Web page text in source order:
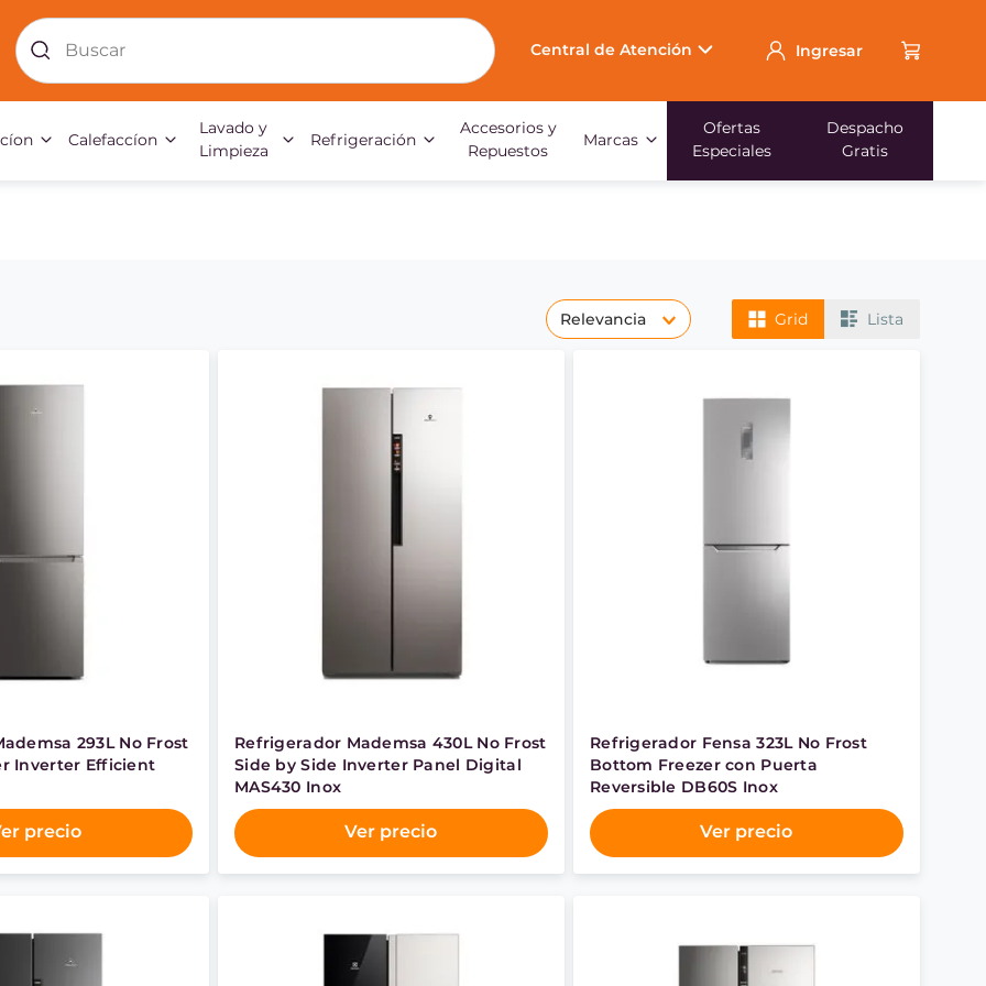
Buscar
Central de Atención Ingresar
Calefaccíon
Lavado y
Limpieza
Refrigeración
Accesorios y
Repuestos
Marcas
Ofertas
Especiales
Despacho
Gratis
Relevancia Grid Lista
293L No Frost
Inverter Efficient
precio
Refrigerador Mademsa 430L No Frost
Side by Side Inverter Panel Digital
MAS430 Inox
Ver precio
Refrigerador Fensa 323L No Frost
Bottom Freezer con Puerta
Reversible DB60S Inox
Ver precio